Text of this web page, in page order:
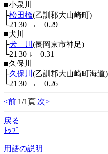
■小泉川
├松田橋(乙訓郡大山崎町)
└21:30 →
0.29
■犬川
├犬 川 (長岡京市神足)
└21:30 ↓
0.31
■久保川
├久保川 (乙訓郡大山崎町海道)
└21:30 → 0.26
<前 1/1頁 次>
戻る
ﾄｯﾌﾟ
用語の説明